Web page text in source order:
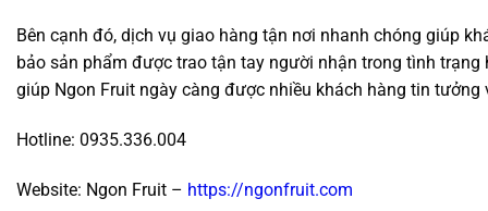
Bên cạnh đó, dịch vụ giao hàng tận nơi nhanh chóng giúp
bảo sản phẩm được trao tận tay người nhận trong tình
giúp Ngon Fruit ngày càng được nhiều khách hàng tin tưởng
Hotline: 0935.336.004
Website: Ngon Fruit – https://ngonfruit.com